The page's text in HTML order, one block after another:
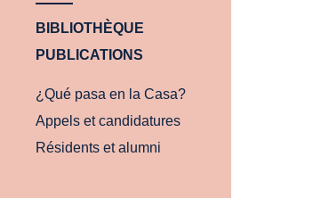
BIBLIOTHÈQUE
PUBLICATIONS
¿Qué pasa en la Casa?
Appels et candidatures
Résidents et alumni